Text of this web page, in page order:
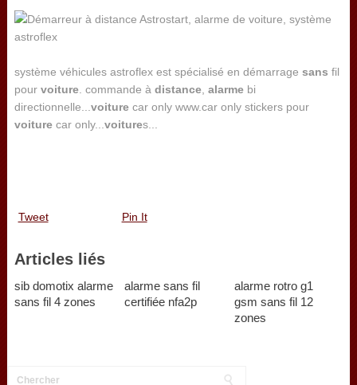
système véhicules astroflex est spécialisé en démarrage sans fil
pour voiture. commande à distance, alarmebi
directionnelle... voiturecar only www.car only stickers pour
voiturecar only... voitures...
Tweet Pin It
Articles liés
sib domotix alarme
sans fil 4 zones
alarme sans fil
certifiée nfa2p
alarme rotro g1
gsm sans fil 12
zones